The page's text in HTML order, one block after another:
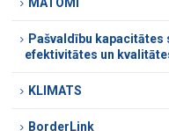
MATOMI
Pašvaldību
efektivitātes un
KLIMATS
BorderLink